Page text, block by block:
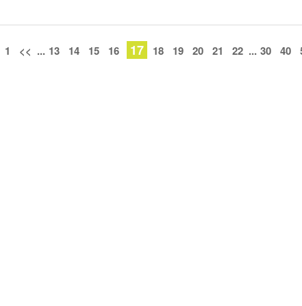
1 << ... 13 14 15 16 17 18 19 20 21 22 ... 30 40